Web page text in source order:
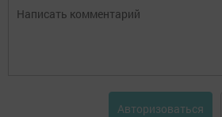
Авторизоваться